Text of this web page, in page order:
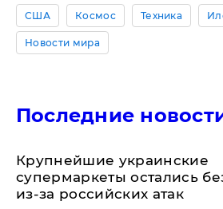
США Космос Техника
Новости мира
Последние
Крупнейшие украинские
супермаркеты остались
из-за российских атак